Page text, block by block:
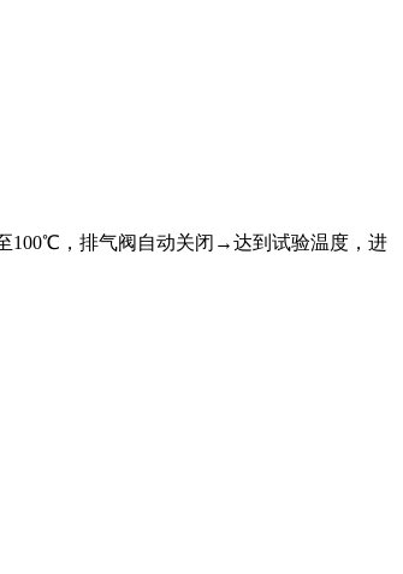
100℃，排气阀自动关闭→达到试验温度，进